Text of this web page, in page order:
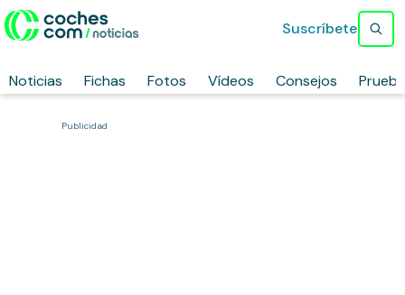
Noticias Fichas Fotos Vídeos Consejos
Suscríbete
Publicidad